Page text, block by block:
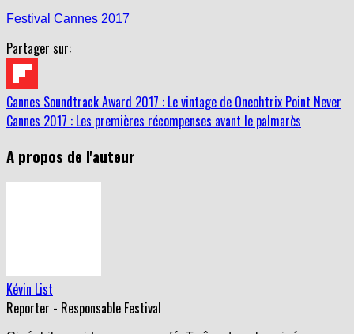
Festival Cannes 2017
Partager sur:
Cannes Soundtrack Award 2017 : Le vintage de Oneohtrix Point Never
Cannes 2017 : Les premières récompenses avant le palmarès
A propos de l'auteur
Kévin List
Reporter - Responsable Festival